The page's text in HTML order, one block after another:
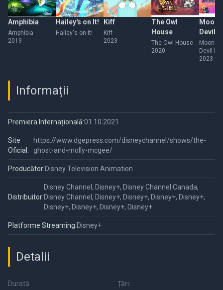
Amphibia
Amphibia
2019
Hailey's on It!
Hailey's on It!
Kiff
Kiff
2023
The Owl
House
The Owl House
2020
Moon
Devil
Moon
Devil
2023
Informații
Premiera Internațională:01.10.2021
Site
Oficial:
https://www.dgepress.com/disneychannel/shows/the-
ghost-and-molly-mcgee/
Producător:Disney Television Animation
Distribuitor:
Disney Channel, Disney+, Disney Channel Canada,
Disney Channel, Disney+, Disney+, Disney+, Disney+,
Disney+, Disney+, Disney+, Disney+
Platforme Streaming:Disney+
Detalii
Durată:
Țări: